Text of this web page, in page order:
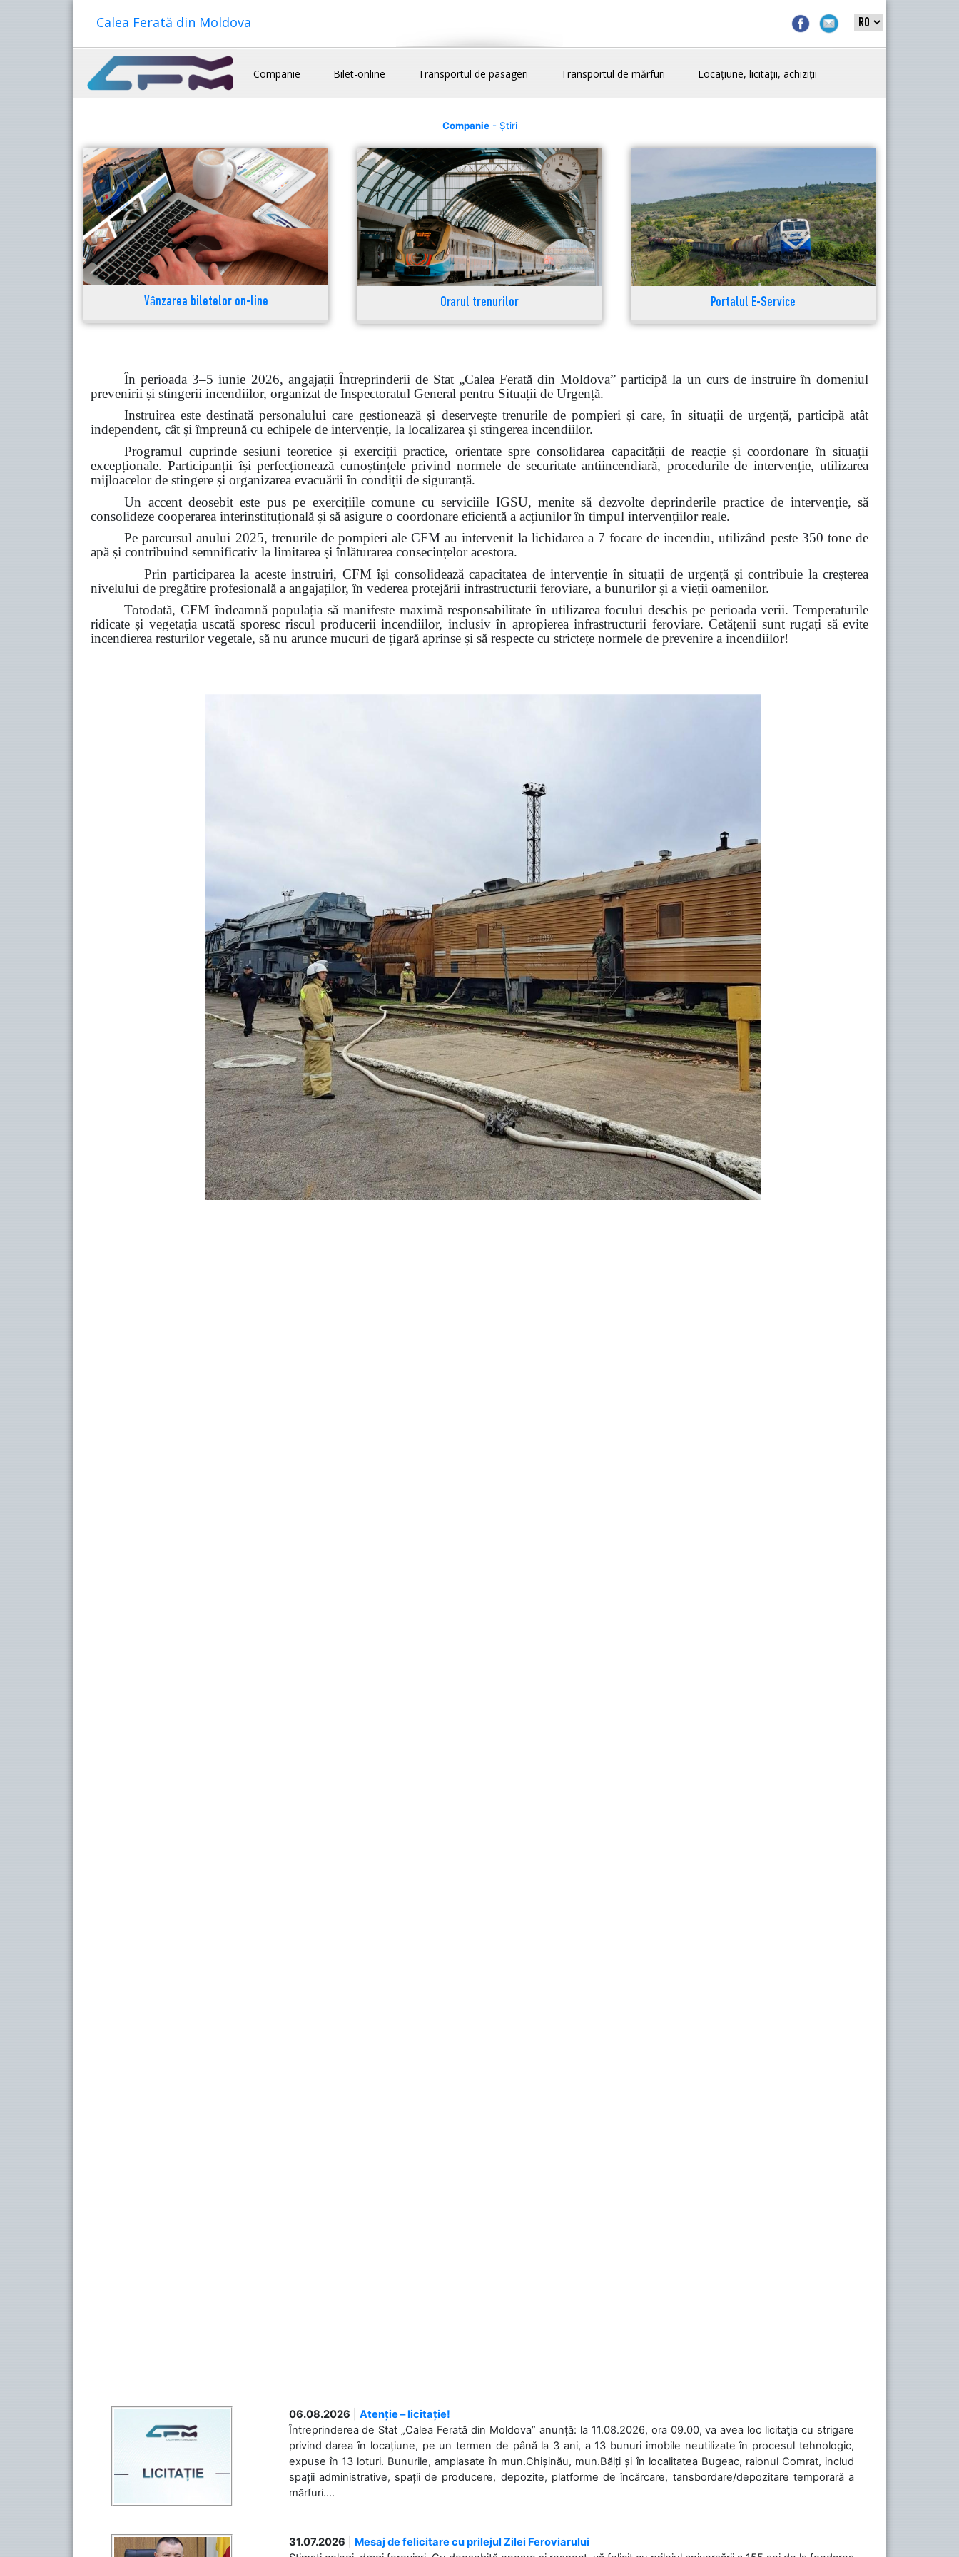
Calea Ferată din Moldova
Companie Bilet-online Transportul de pasageri Transportul de mărfuri Locațiune, licitații, achiziții
Companie- Știri
Vânzarea biletelor on-line Orarul trenurilor Portalul E-Service
În perioada 3–5 iunie 2026, angajații Întreprinderii de Stat „Calea Ferată din Moldova” participă la un curs de instruire în domeniul
prevenirii și stingerii incendiilor, organizat de Inspectoratul General pentru Situații de Urgență.
Instruirea este destinată personalului care gestionează și deservește trenurile de pompieri și care, în situații de urgență, participă atât
independent, cât și împreună cu echipele de intervenție, la localizarea și stingerea incendiilor.
Programul cuprinde sesiuni teoretice și exerciții practice, orientate spre consolidarea capacității de reacție și coordonare în situații
excepționale. Participanții își perfecționează cunoștințele privind normele de securitate antiincendiară, procedurile de intervenție, utilizarea
mijloacelor de stingere și organizarea evacuării în condiții de siguranță.
Un accent deosebit este pus pe exercițiile comune cu serviciile IGSU, menite să dezvolte deprinderile practice de intervenție, să
consolideze cooperarea interinstituțională și să asigure o coordonare eficientă a acțiunilor în timpul intervențiilor reale.
Pe parcursul anului 2025, trenurile de pompieri ale CFM au intervenit la lichidarea a 7 focare de incendiu, utilizând peste 350 tone de
apă și contribuind semnificativ la limitarea și înlăturarea consecințelor acestora.
Prin participarea la aceste instruiri, CFM își consolidează capacitatea de intervenție în situații de urgență și contribuie la creșterea
nivelului de pregătire profesională a angajaților, în vederea protejării infrastructurii feroviare, a bunurilor și a vieții oamenilor.
Totodată, CFM îndeamnă populația să manifeste maximă responsabilitate în utilizarea focului deschis pe perioada verii. Temperaturile
ridicate și vegetația uscată sporesc riscul producerii incendiilor, inclusiv în apropierea infrastructurii feroviare. Cetățenii sunt rugați să evite
incendierea resturilor vegetale, să nu arunce mucuri de țigară aprinse și să respecte cu strictețe normele de prevenire a incendiilor!
06.08.2026
Atenție – licitație!
Întreprinderea de Stat „Calea Ferată din Moldova” anunță: la 11.08.2026, ora 09.00, va avea loc licitaţia cu strigare
privind darea în locațiune, pe un termen de până la 3 ani, a 13 bunuri imobile neutilizate în procesul tehnologic,
expuse în 13 loturi. Bunurile, amplasate în mun.Chișinău, mun.Bălți și în localitatea Bugeac, raionul Comrat, includ
spații administrative, spații de producere, depozite, platforme de încărcare, tansbordare/depozitare temporară a
mărfuri....
31.07.2026
Mesaj de felicitare cu prilejul Zilei Feroviarului